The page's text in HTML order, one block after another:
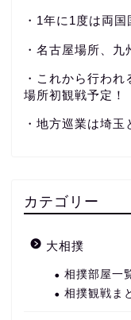
・1年に1度は両
・名古屋場所、九
・これから行わ
場所初観戦予定！
・地方巡業は埼玉
カテゴリー
大相撲
相撲部屋一
相撲観戦ま